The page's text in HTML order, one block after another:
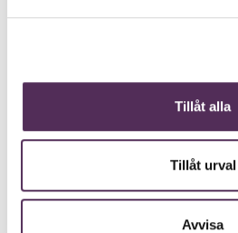
Tillåt alla
Tillåt urval
Avvisa